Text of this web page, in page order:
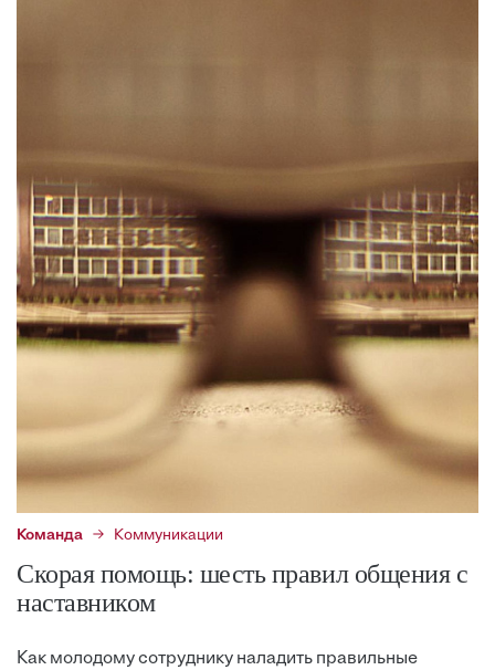
Команда Коммуникации
Скорая помощь: шесть правил общения с
наставником
Как молодому сотруднику наладить правильные